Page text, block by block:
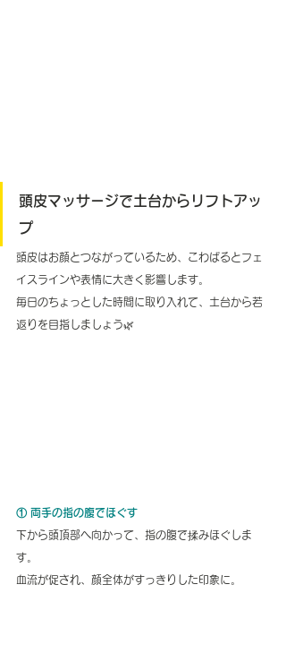
頭皮マッサージで土台からリフトアッ
プ
頭皮はお顔とつながっているため、こわばるとフェ
イスラインや表情に大きく影響します。
毎日のちょっとした時間に取り入れて、土台から若
返りを目指しましょう🌿
① 両手の指の腹でほぐす
下から頭頂部へ向かって、指の腹で揉みほぐしま
す。
血流が促され、顔全体がすっきりした印象に。